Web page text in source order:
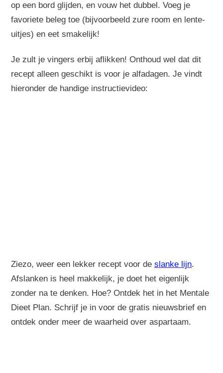
op een bord glijden, en vouw het dubbel. Voeg je
favoriete beleg toe (bijvoorbeeld zure room en lente-
uitjes) en eet smakelijk!
Je zult je vingers erbij aflikken! Onthoud wel dat dit
recept alleen geschikt is voor je alfadagen. Je vindt
hieronder de handige instructievideo:
Ziezo, weer een lekker recept voor de slanke lijn.
Afslanken is heel makkelijk, je doet het eigenlijk
zonder na te denken. Hoe? Ontdek het in het Mentale
Dieet Plan. Schrijf je in voor de gratis nieuwsbrief en
ontdek onder meer de waarheid over aspartaam.